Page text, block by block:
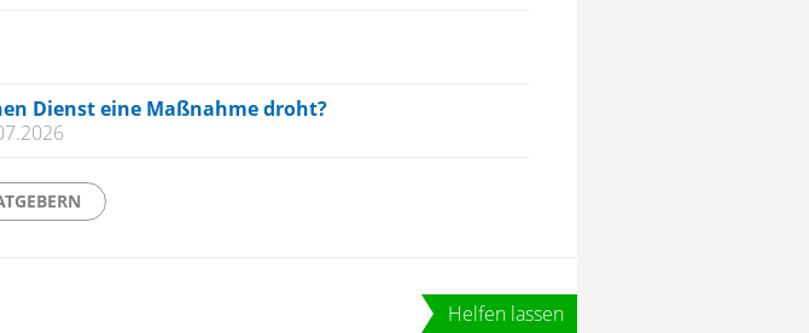
Dienst eine Maßnahme droht?